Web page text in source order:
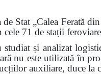
de Stat „Calea Ferată
71 de stații
studiat și analizat
nu este utilizată în
auxiliare, duce la